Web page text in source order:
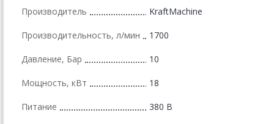
Производитель KraftMachine
Производительность, л/мин 1700
Давление, Бар 10
Мощность, кВт 18
Питание 380 В